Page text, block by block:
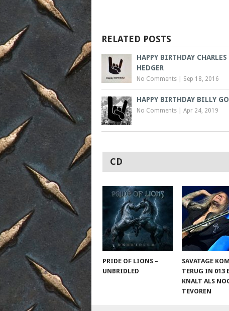
RELATED POSTS
HAPPY BIRTHDAY CHARLES
HEDGER
No Comments Sep 18, 2016
HAPPY BIRTHDAY BILLY
No Comments Apr 24, 2019
CD
PRIDE OF LIONS –
UNBRIDLED
SAVATAGE
TERUG IN 013
KNALT ALS
TEVOREN